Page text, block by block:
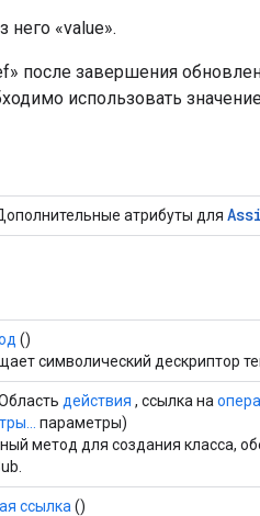
него «value».
после завершения
использовать
атрибуты для
()
символический дескриптор
действия , ссылка на
параметры)
метод для создания класса,
ссылка ()